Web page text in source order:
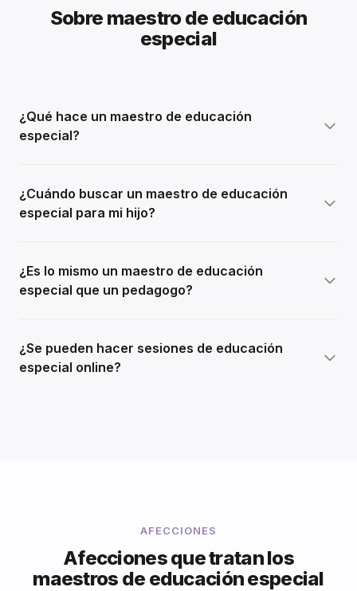
Sobre maestro de educación
especial
¿Qué hace un maestro de educación
especial?
¿Cuándo buscar un maestro de educación
especial para mi hijo?
¿Es lo mismo un maestro de educación
especial que un pedagogo?
¿Se pueden hacer sesiones de educación
especial online?
AFECCIONES
Afecciones que tratan los
maestros de educación especial